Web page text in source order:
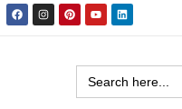
Search
for: